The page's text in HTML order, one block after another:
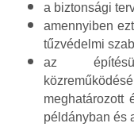
a biztonsági
amennyiben
tűzvédelmi
az
meghatározott
példányban és